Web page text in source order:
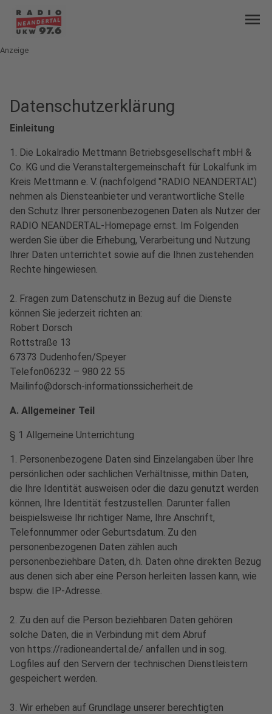
menu
Anzeige
Datenschutzerklärung
Einleitung
1. Die Lokalradio Mettmann Betriebsgesellschaft mbH &
Co. KG und die Veranstaltergemeinschaft für Lokalfunk im
Kreis Mettmann e. V. (nachfolgend "RADIO NEANDERTAL")
nehmen als Diensteanbieter und verantwortliche Stelle
den Schutz Ihrer personenbezogenen Daten als Nutzer der
RADIO NEANDERTAL-Homepage ernst. Im Folgenden
werden Sie über die Erhebung, Verarbeitung und Nutzung
Ihrer Daten unterrichtet sowie auf die Ihnen zustehenden
Rechte hingewiesen.
2. Fragen zum Datenschutz in Bezug auf die Dienste
können Sie jederzeit richten an:
Robert Dorsch
Rottstraße 13
67373 Dudenhofen/Speyer
Telefon06232 – 980 22 55
Mailinfo@dorsch-informationssicherheit.de
A. Allgemeiner Teil
§ 1 Allgemeine Unterrichtung
1. Personenbezogene Daten sind Einzelangaben über Ihre
persönlichen oder sachlichen Verhältnisse, mithin Daten,
die Ihre Identität ausweisen oder die dazu genutzt werden
können, Ihre Identität festzustellen. Darunter fallen
beispielsweise Ihr richtiger Name, Ihre Anschrift,
Telefonnummer oder Geburtsdatum. Zu den
personenbezogenen Daten zählen auch
personenbeziehbare Daten, d.h. Daten ohne direkten Bezug
aus denen sich aber eine Person herleiten lassen kann, wie
bspw. die IP-Adresse.
2. Zu den auf die Person beziehbaren Daten gehören
solche Daten, die in Verbindung mit dem Abruf
von https://radioneandertal.de/ anfallen und in sog.
Logfiles auf den Servern der technischen Dienstleistern
gespeichert werden.
3. Wir erheben auf Grundlage unserer berechtigten